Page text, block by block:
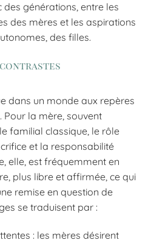
générations, entre les
des mères et les aspirations
des filles.
dans un monde aux repères
la mère, souvent
familial classique, le rôle
et la responsabilité
elle, est fréquemment en
plus libre et affirmée, ce qui
remise en question de
se traduisent par :
: les mères désirent